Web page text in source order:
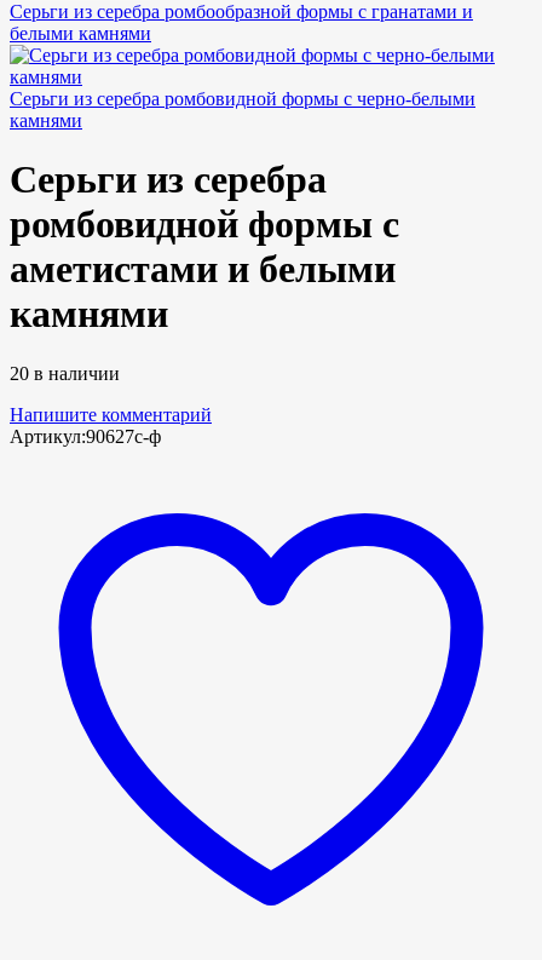
Серьги из серебра ромбообразной формы с гранатами и
белыми камнями
Серьги из серебра ромбовидной формы с черно-белыми
камнями
Серьги из серебра
ромбовидной формы с
аметистами и белыми
камнями
20 в наличии
Напишите комментарий
Артикул:90627с-ф